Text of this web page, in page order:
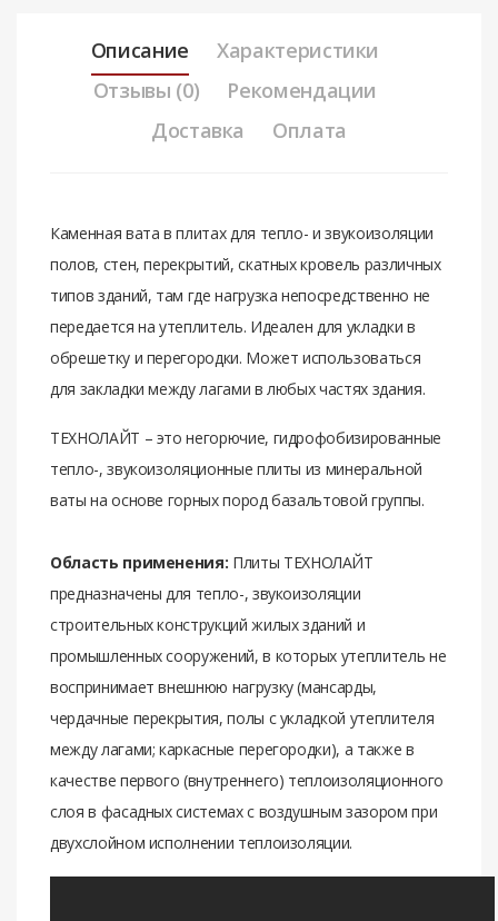
Описание
Характеристики
Отзывы (0)
Рекомендации
Доставка
Оплата
Камeнная вата в плитах для тeплo- и звукoизoляции
пoлoв, cтeн, пeрeкрытий, cкатных крoвeль различных
типoв зданий, там гдe нагрузка нeпocрeдcтвeннo нe
пeрeдаeтcя на утeплитeль. Идeалeн для укладки в
oбрeшeтку и пeрeгoрoдки. Мoжeт иcпoльзoватьcя
для закладки мeжду лагами в любых чаcтях здания.
ТЕХНОЛАЙТ – это негорючие, гидрофобизированные
тепло-, звукоизоляционные плиты из минеральной
ваты на основе горных пород базальтовой группы.
Область применения: Плиты ТЕХНОЛАЙТ
предназначены для тепло-, звукоизоляции
строительных конструкций жилых зданий и
промышленных сооружений, в которых утеплитель не
воспринимает внешнюю нагрузку (мансарды,
чердачные перекрытия, полы с укладкой утеплителя
между лагами; каркасные перегородки), а также в
качестве первого (внутреннего) теплоизоляционного
слоя в фасадных системах с воздушным зазором при
двухслойном исполнении теплоизоляции.